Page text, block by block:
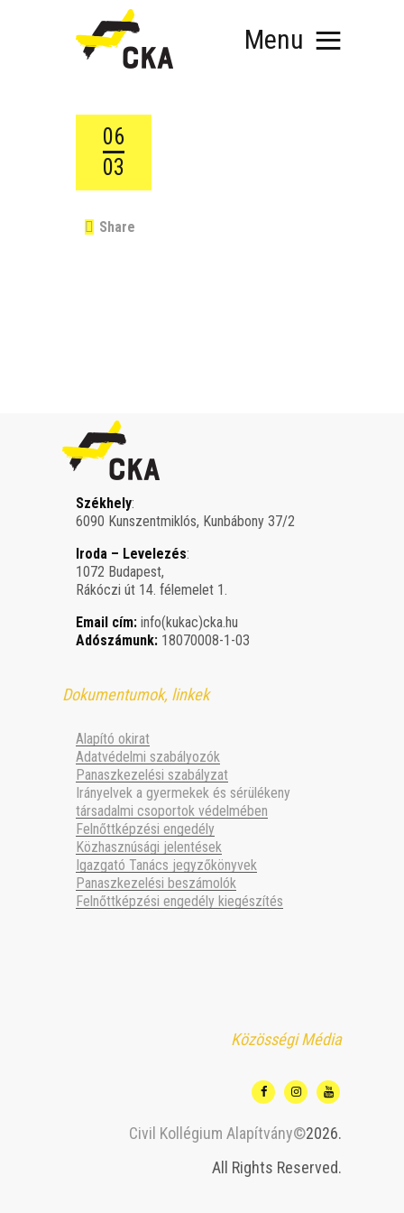
Menu
MIT SZERVEZÜNK?
06
03
Share
Székhely:
6090 Kunszentmiklós, Kunbábony 37/2
Iroda – Levelezés:
1072 Budapest,
Rákóczi út 14. félemelet 1.
Email cím: info(kukac)cka.hu
Adószámunk: 18070008-1-03
Dokumentumok, linkek
Alapító okirat
Adatvédelmi szabályozók
Panaszkezelési szabályzat
Irányelvek a gyermekek és sérülékeny
társadalmi csoportok védelmében
Felnőttképzési engedély
Közhasznúsági jelentések
Igazgató Tanács jegyzőkönyvek
Panaszkezelési beszámolók
Felnőttképzési engedély kiegészítés
Közösségi Média
Civil Kollégium Alapítvány©2026.
All Rights Reserved.